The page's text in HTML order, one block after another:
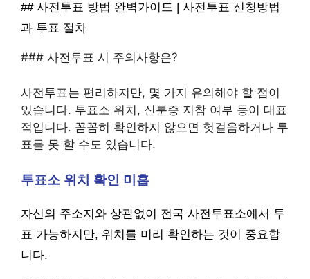
## 사전투표 방법 완벽가이드 | 사전투표 신청방법
과 투표 절차
### 사전투표 시 주의사항은?
사전투표는 편리하지만, 몇 가지 유의해야 할 점이
있습니다. 투표소 위치, 신분증 지참 여부 등이 대표
적입니다. 꼼꼼히 확인하지 않으면 헛걸음하거나 투
표를 못 할 수도 있습니다.
투표소 위치 확인 미흡
자신의 주소지와 상관없이 전국 사전투표소에서 투
표 가능하지만, 위치를 미리 확인하는 것이 중요합
니다.